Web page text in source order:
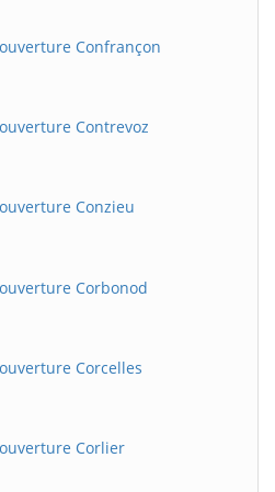
Confrançon
Contrevoz
Conzieu
Corbonod
Corcelles
Corlier